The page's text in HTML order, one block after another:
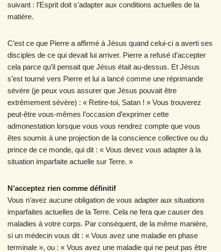
suivant : l’Esprit doit s’adapter aux conditions actuelles de la
matière.
C’est ce que Pierre a affirmé à Jésus quand celui-ci a averti ses
disciples de ce qui devait lui arriver. Pierre a refusé d’accepter
cela parce qu’il pensait que Jésus était au-dessus. Et Jésus
s’est tourné vers Pierre et lui a lancé comme une réprimande
sévère (je peux vous assurer que Jésus pouvait être
extrêmement sévère) : « Retire-toi, Satan ! » Vous trouverez
peut-être vous-mêmes l’occasion d’exprimer cette
admonestation lorsque vous vous rendrez compte que vous
êtes soumis à une projection de la conscience collective ou du
prince de ce monde, qui dit : « Vous devez vous adapter à la
situation imparfaite actuelle sur Terre. »
N’acceptez rien comme définitif
Vous n’avez aucune obligation de vous adapter aux situations
imparfaites actuelles de la Terre. Cela ne fera que causer des
maladies à votre corps. Par conséquent, de la même manière,
si un médecin vous dit : « Vous avez une maladie en phase
terminale », ou : « Vous avez une maladie qui ne peut pas être